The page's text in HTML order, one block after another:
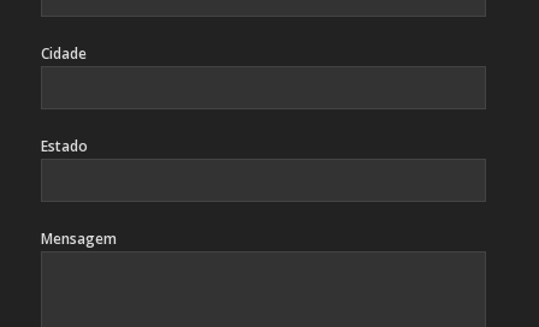
Cidade
Estado
Mensagem